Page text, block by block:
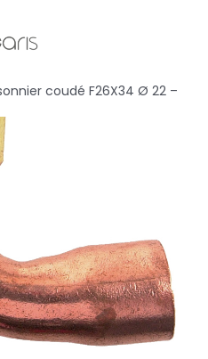
coudé F26X34 Ø 22 –